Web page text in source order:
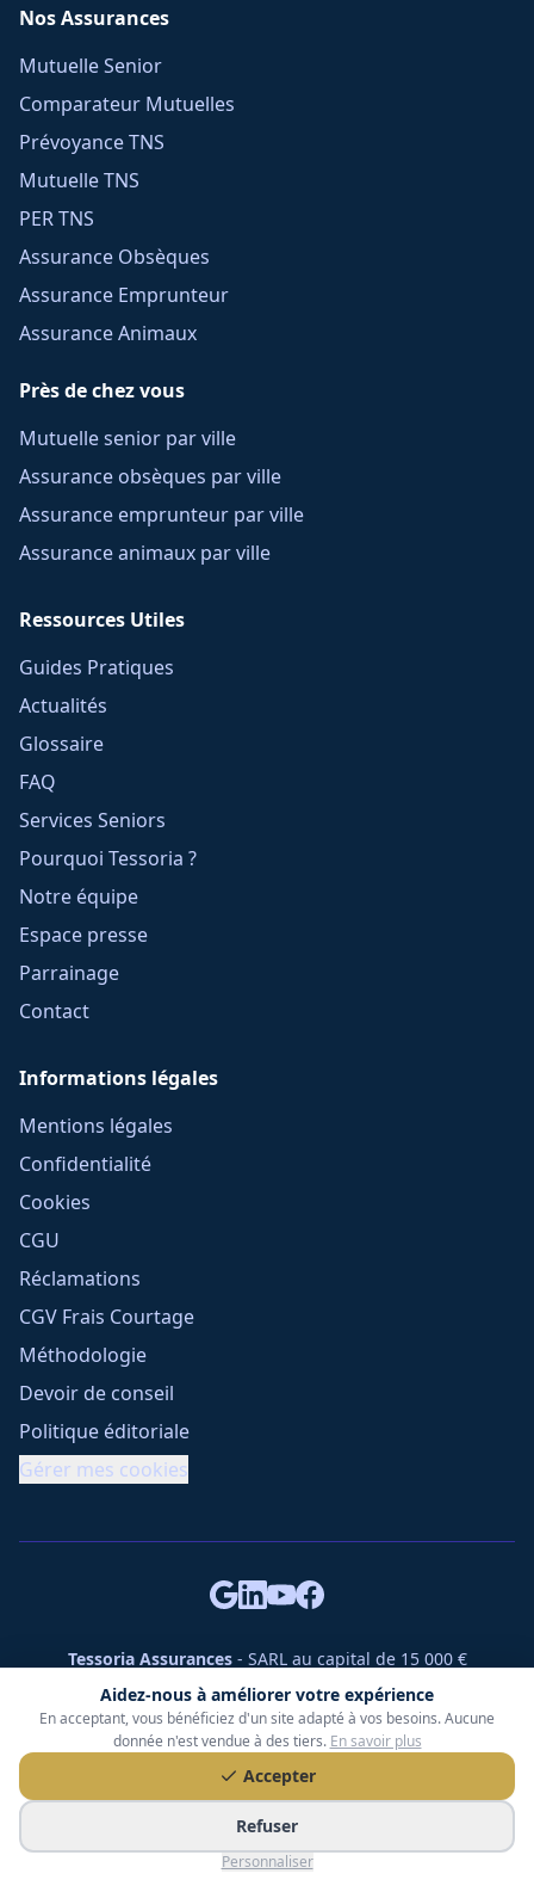
Aidez-nous à améliorer votre expérience
En acceptant, vous bénéficiez d'un site adapté à vos besoins. Aucune
donnée n'est vendue à des tiers. En savoir plus
Accepter
Refuser
Personnaliser
Nos Assurances
Mutuelle Senior
Comparateur Mutuelles
Prévoyance TNS
Mutuelle TNS
PER TNS
Assurance Obsèques
Assurance Emprunteur
Assurance Animaux
Près de chez vous
Mutuelle senior par ville
Assurance obsèques par ville
Assurance emprunteur par ville
Assurance animaux par ville
Ressources Utiles
Guides Pratiques
Actualités
Glossaire
FAQ
Services Seniors
Pourquoi Tessoria ?
Notre équipe
Espace presse
Parrainage
Contact
Informations légales
Mentions légales
Confidentialité
Cookies
CGU
Réclamations
CGV Frais Courtage
Méthodologie
Devoir de conseil
Politique éditoriale
Gérer mes cookies
Tessoria Assurances- SARL au capital de 15 000 €
ORIAS n° 25007309 - RCS 990 206 179 - Membre du réseau
360 Courtage
RC Pro : Klarity - Contrat n° CCOUK000785
49 chemin des Gardettes Sine, 06570 Saint-Paul-de-Vence
© Tessoria Assurances. Tous droits réservés.